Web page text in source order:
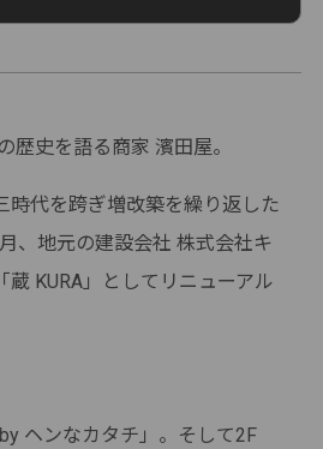
歴史を語る商家 濱田屋。
時代を跨ぎ増改築を繰り返した
、地元の建設会社 株式会社キ
蔵 KURA」としてリニューアル
ヘンなカタチ」。そして2F